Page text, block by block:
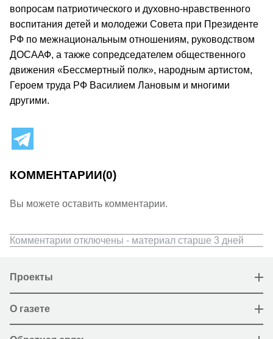
вопросам патриотического и духовно-нравственного
воспитания детей и молодежи Совета при Президенте
РФ по межнациональным отношениям, руководством
ДОСААФ, а также сопредседателем общественного
движения «Бессмертный полк», народным артистом,
Героем труда РФ Василием Лановым и многими
другими.
КОММЕНТАРИИ(0)
Вы можете оставить комментарии.
Комментарии отключены - материал старше 3 дней
Проекты
О газете